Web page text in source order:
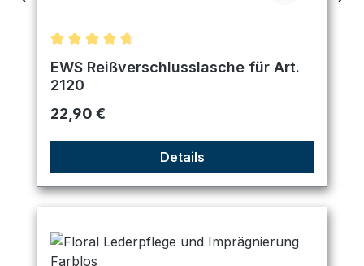
Durchschnittliche Bewertung von 4.67 von 5
EWS Reißverschlusslasche für Art.
2120
Regulärer Preis:
22,90 €
Details